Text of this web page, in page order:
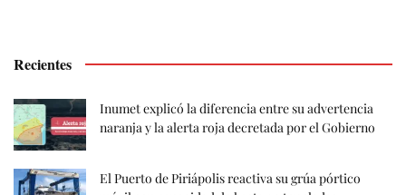
Recientes
Inumet explicó la diferencia entre su advertencia
naranja y la alerta roja decretada por el Gobierno
El Puerto de Piriápolis reactiva su grúa pórtico